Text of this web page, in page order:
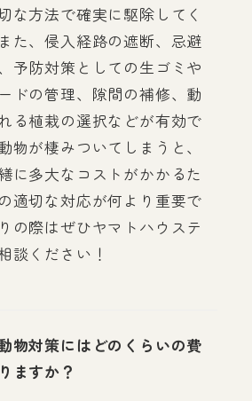
な方法で確実に駆除してく
た、侵入経路の遮断、忌避
予防対策としての生ゴミや
ドの管理、隙間の補修、動
る植栽の選択などが有効で
物が棲みついてしまうと、
に多大なコストがかかるた
適切な対応が何より重要で
の際はぜひヤマトハウステ
談ください！
物対策にはどのくらいの費
ますか？